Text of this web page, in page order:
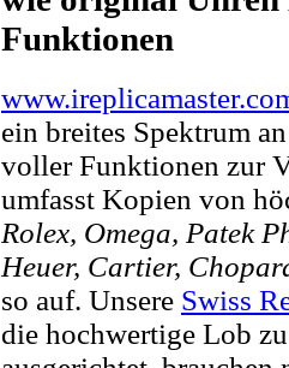
Funktionen
ein breites Spektrum
voller Funktionen zur
umfasst Kopien von
Rolex, Omega, Patek
Heuer, Cartier,
so auf. Unsere Swiss
die hochwertige Lob